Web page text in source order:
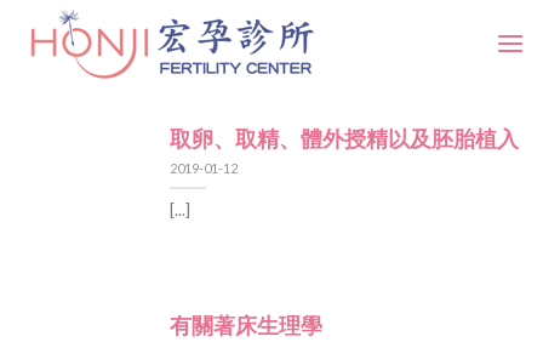
取卵、取精、體外授精以及胚胎植入
2019-01-12
[...]
有關著床生理學